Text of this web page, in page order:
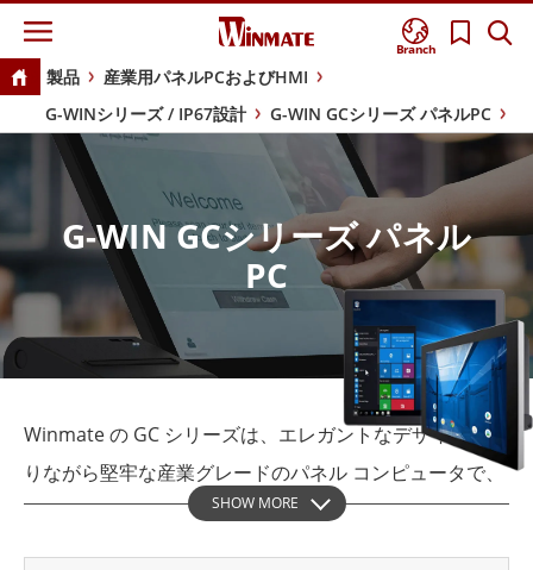
Branch
製品
産業用パネルPCおよびHMI
G-WINシリーズ / IP67設計
G-WIN GCシリーズ パネルPC
G-WIN GCシリーズ パネル
PC
Winmate の GC シリーズは、エレガントなデザインであ
りながら堅牢な産業グレードのパネル コンピュータで、
鮮やかなトゥルーフラット スクリーンと PCAP タッチ ス
SHOW MORE